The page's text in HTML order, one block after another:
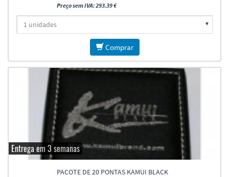
Preço sem IVA: 293.39 €
Comprar
Entrega em 3 semanas
PACOTE DE 20 PONTAS KAMUI BLACK